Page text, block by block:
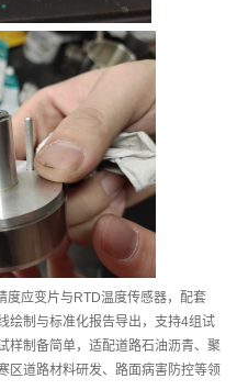
度应变片与RTD温度传感器，配套
绘制与标准化报告导出，支持4组试
样制备简单，适配道路石油沥青、聚
区道路材料研发、路面病害防控等领